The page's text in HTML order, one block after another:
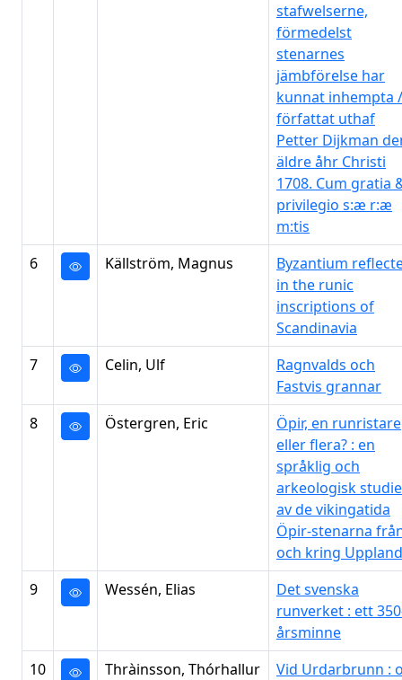
stafwelserne,
förmedelst
stenarnes
jämbförelse har
kunnat inhempta /
författat uthaf
Petter Dijkman
äldre åhr Christi
1708. Cum gratia
privilegio s:æ r:æ
m:tis
6
Källström, Magnus
Byzantium
in the runic
inscriptions of
Scandinavia
7
Celin, Ulf
Ragnvalds och
Fastvis grannar
8
Östergren, Eric
Öpir, en runristare
eller flera? : en
språklig och
arkeologisk studie
av de vikingatida
Öpir-stenarna
och kring Uppland
9
Wessén, Elias
Det svenska
runverket : ett
årsminne
10
Thràinsson, Thórhallur
Vid Urdarbrunn :